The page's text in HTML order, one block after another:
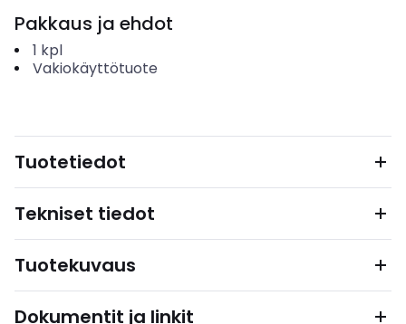
Pakkaus ja ehdot
1 kpl
Vakiokäyttötuote
Tuotetiedot
Tekniset tiedot
Tuotekuvaus
Dokumentit ja linkit